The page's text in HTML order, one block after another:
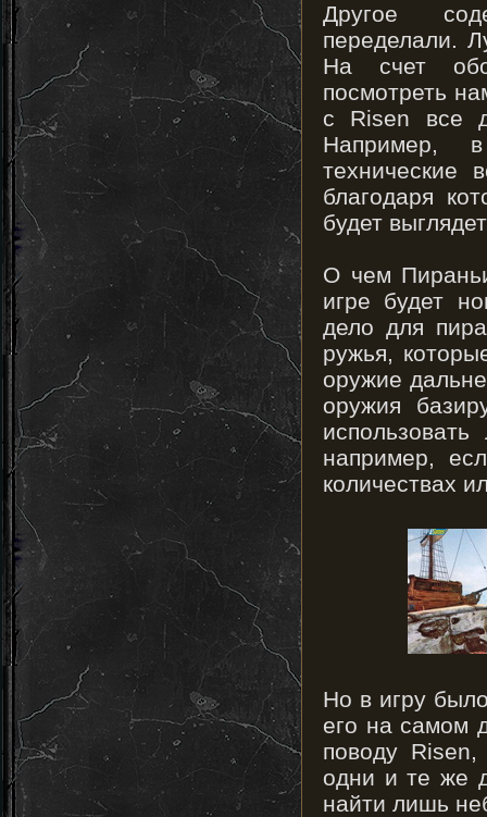
Другое
переделали.
На счет
посмотреть
с Risen все
Например,
технические
благодаря
будет
О чем
игре будет
дело для
ружья,
оружие
оружия
например,
количествах
Но в игру
его на самом
поводу
одни и те же
найти лишь